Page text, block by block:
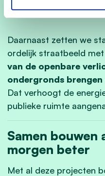
duurzame, veilige
Daarnaast zetten we
ordelijk straatbeeld
van de openbare
ondergronds
Dat verhoogt de
publieke ruimte
Samen bouwen
morgen beter
Met al deze projecten